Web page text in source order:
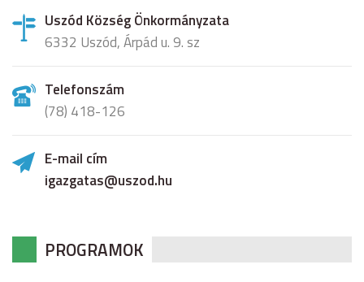
Uszód Község Önkormányzata
6332 Uszód, Árpád u. 9. sz
Telefonszám
(78) 418-126
E-mail cím
igazgatas@uszod.hu
PROGRAMOK